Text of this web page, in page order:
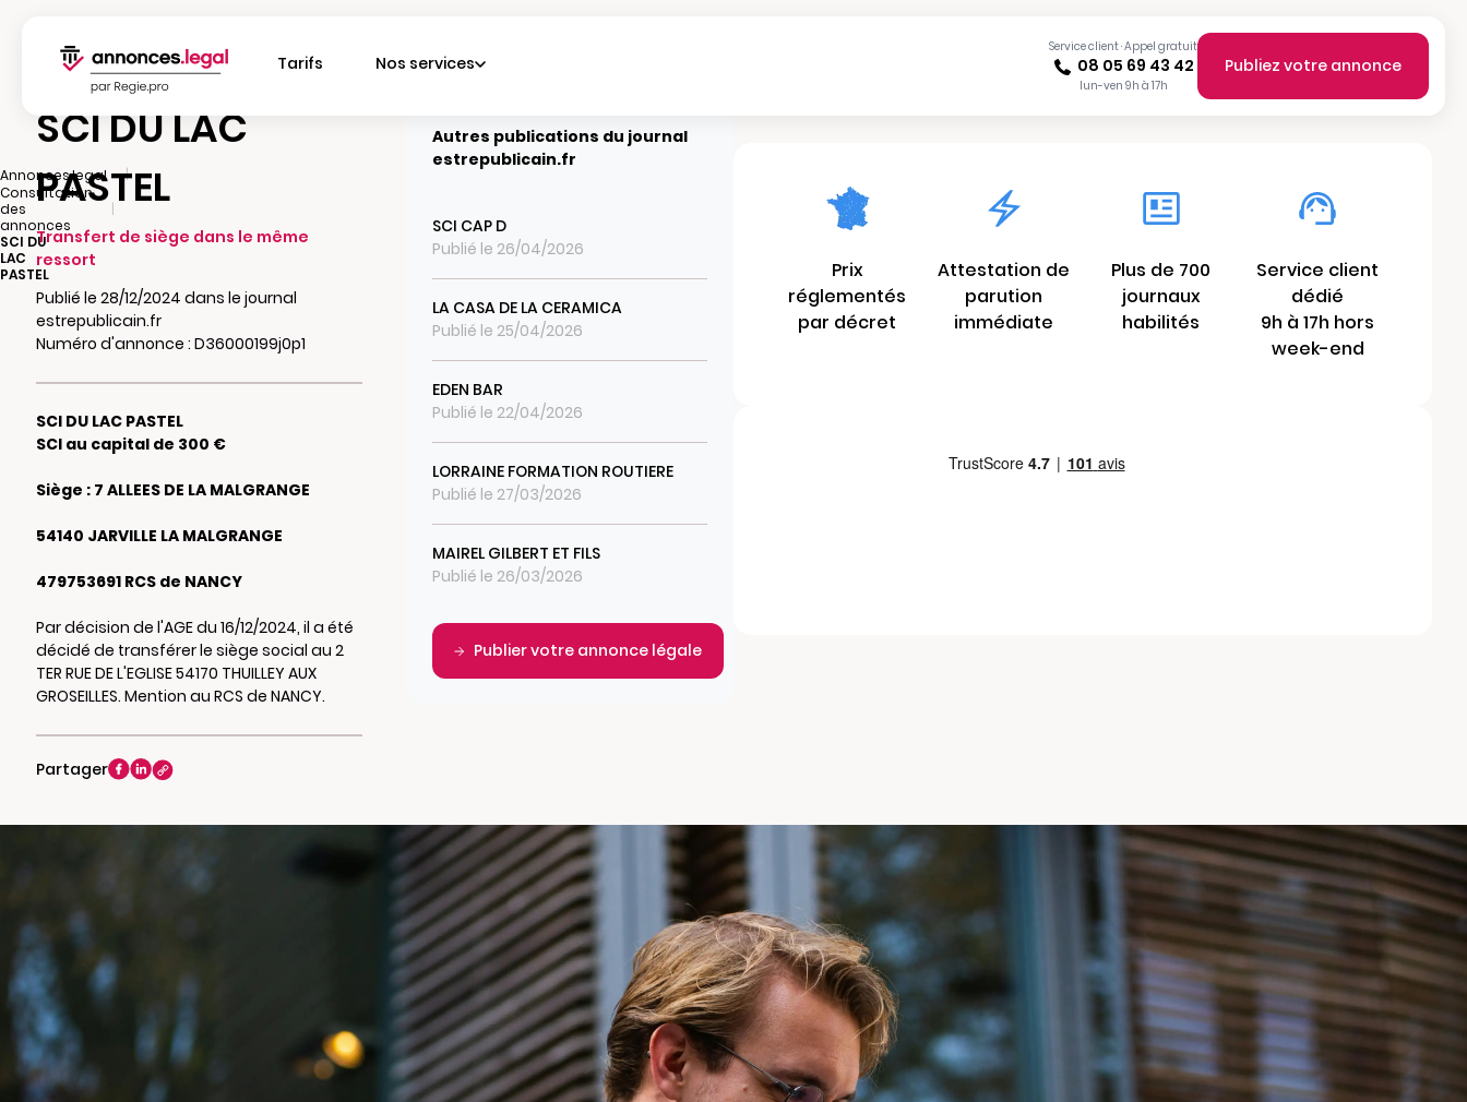
Tarifs Nos services
Service client · Appel gratuit
08 05 69 43 42
lun-ven 9h à 17h
Publiez votre annonce
Annonces.legal
|
Consultation
des
annonces
|
SCI DU
LAC
PASTEL
SCI DU LAC
PASTEL
Transfert de siège dans le même
ressort
Publié le 28/12/2024 dans le journal
estrepublicain.fr
Numéro d'annonce : D36000199j0p1
SCI DU LAC PASTEL
SCI au capital de 300 €
Siège : 7 ALLEES DE LA MALGRANGE
54140 JARVILLE LA MALGRANGE
479753691 RCS de NANCY
Par décision de l'AGE du 16/12/2024, il a été
décidé de transférer le siège social au 2
TER RUE DE L'EGLISE 54170 THUILLEY AUX
GROSEILLES. Mention au RCS de NANCY.
Partager
Autres publications du journal
estrepublicain.fr
SCI CAP D
Publié le 26/04/2026
LA CASA DE LA CERAMICA
Publié le 25/04/2026
EDEN BAR
Publié le 22/04/2026
LORRAINE FORMATION ROUTIERE
Publié le 27/03/2026
MAIREL GILBERT ET FILS
Publié le 26/03/2026
Publier votre annonce légale
Prix
réglementés
par décret
Attestation de
parution
immédiate
Plus de 700
journaux
habilités
Service client
dédié
9h à 17h hors
week-end